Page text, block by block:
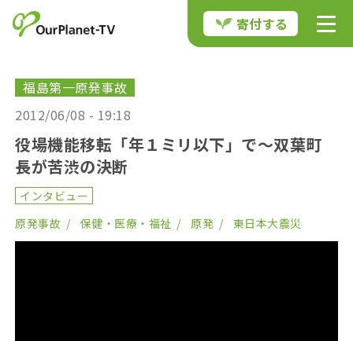
寄付する
福島第一原発事故
2012/06/08 - 19:18
役場機能移転「年１ミリ以下」で〜双葉町
長が苦渋の決断
インタビュー
原発事故
保健・医療・福祉 原発 東日本大震災